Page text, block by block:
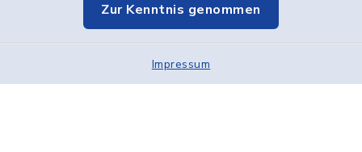
Zur Kenntnis genommen
Impressum
Elektronische Kommunikation
Sitemap